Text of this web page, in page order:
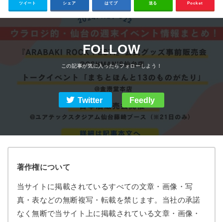
ツイート シェア はてブ 送る Pocket
FOLLOW
Twitter Feedly
著作権について
当サイトに掲載されているすべての文章・画像・写
真・表などの無断複写・転載を禁じます。当社の承諾
なく無断で当サイト上に掲載されている文章・画像・